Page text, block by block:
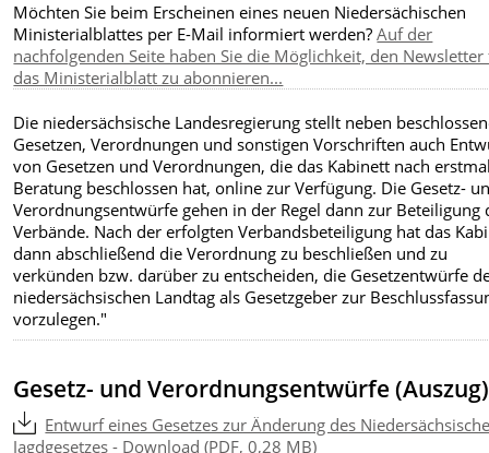
Möchten Sie beim Erscheinen eines neuen Niedersächischen
Ministerialblattes per E-Mail informiert werden?Auf der
nachfolgenden Seite haben Sie die Möglichkeit, den
das Ministerialblatt zu abonnieren...
Die niedersächsische Landesregierung stellt neben
Gesetzen, Verordnungen und sonstigen Vorschriften auch
von Gesetzen und Verordnungen, die das Kabinett nach
Beratung beschlossen hat, online zur Verfügung. Die Gesetz-
Verordnungsentwürfe gehen in der Regel dann zur Beteiligung
Verbände. Nach der erfolgten Verbandsbeteiligung hat das
dann abschließend die Verordnung zu beschließen und zu
verkünden bzw. darüber zu entscheiden, die Gesetzentwürfe
niedersächsischen Landtag als Gesetzgeber zur
vorzulegen."
Gesetz- und Verordnungsentwürfe (Auszug)
Entwurf eines Gesetzes zur Änderung des
Jagdgesetzes - Download (PDF, 0,28 MB)